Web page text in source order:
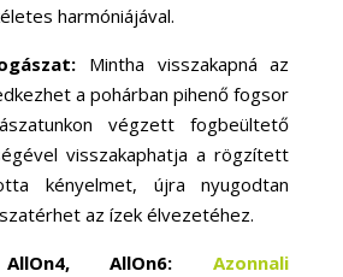
harmóniájával.
Mintha visszakapná az
a pohárban pihenő fogsor
végzett fogbeültető
visszakaphatja a rögzített
kényelmet, újra nyugodtan
az ízek élvezetéhez.
AllOn4, AllOn6:Azonnali